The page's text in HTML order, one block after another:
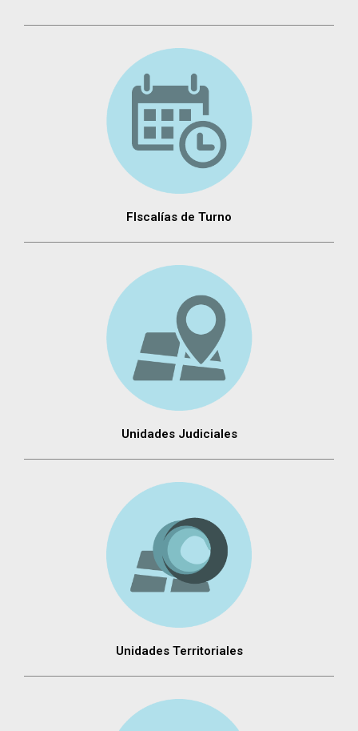
FIscalías de Turno
Unidades Judiciales
Unidades Territoriales